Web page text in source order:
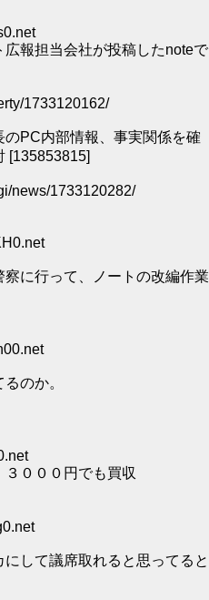
広報担当会社が投稿したnoteで
1733120162/
PC内部情報、事実関係を確
[135853815]
news/1733120282/
に行って、ノートの改編作業
のか。
０００円でも買収
して議席取れると思ってると